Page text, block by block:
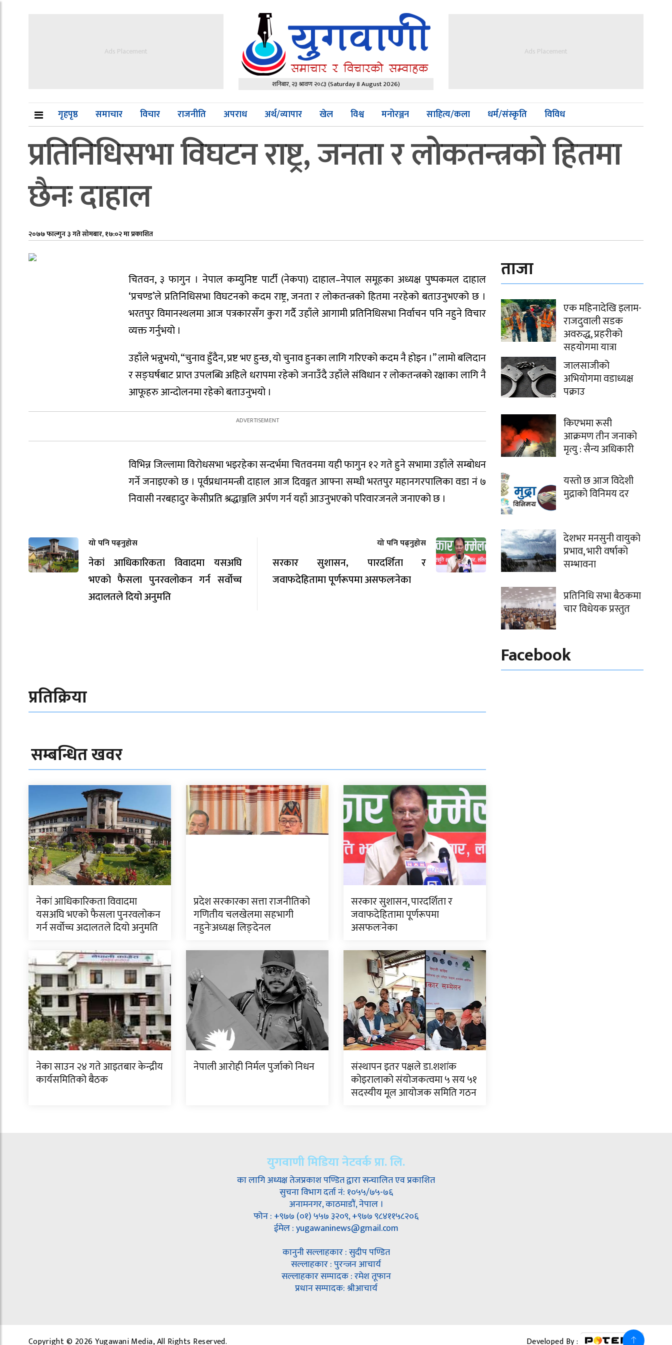
Ads Placement
शनिबार, २३ श्रावण २०८३(Saturday 8 August 2026)
Ads Placement
गृहपृष्ठ समाचार विचार राजनीति अपराध अर्थ/व्यापार खेल विश्व मनोरञ्जन साहित्य/कला धर्म/संस्कृति विविध
प्रतिनिधिसभा विघटन राष्ट्र, जनता र लोकतन्त्रको हितमा
छैनः दाहाल
२०७७ फाल्गुन ३ गते सोमबार, १७:०२ मा प्रकाशित
चितवन, ३ फागुन । नेपाल कम्युनिष्ट पार्टी (नेकपा) दाहाल–नेपाल समूहका अध्यक्ष पुष्पकमल दाहाल
‘प्रचण्ड’ले प्रतिनिधिसभा विघटनको कदम राष्ट्र, जनता र लोकतन्त्रको हितमा नरहेको बताउनुभएको छ ।
भरतपुर विमानस्थलमा आज पत्रकारसँग कुरा गर्दै उहाँले आगामी प्रतिनिधिसभा निर्वाचन पनि नहुने विचार
व्यक्त गर्नुभयो ।
उहाँले भन्नुभयो, “चुनाव हुँदैन, प्रष्ट भए हुन्छ, यो चुनाव हुनका लागि गरिएको कदम नै होइन ।” लामो बलिदान
र सङ्घर्षबाट प्राप्त उपलब्धि अहिले धरापमा रहेको जनाउँदै उहाँले संविधान र लोकतन्त्रको रक्षाका लागि नै
आफूहरु आन्दोलनमा रहेको बताउनुभयो ।
विभिन्न जिल्लामा विरोधसभा भइरहेका सन्दर्भमा चितवनमा यही फागुन १२ गते हुने सभामा उहाँले सम्बोधन
गर्ने जनाइएको छ । पूर्वप्रधानमन्त्री दाहाल आज दिवङ्गत आफ्ना सम्धी भरतपुर महानगरपालिका वडा नं ७
निवासी नरबहादुर केसीप्रति श्रद्धाञ्जलि अर्पण गर्न यहाँ आउनुभएको परिवारजनले जनाएको छ ।
यो पनि पढ्नुहोस
नेकां आधिकारिकता विवादमा यसअघि
भएको फैसला पुनरवलोकन गर्न सर्वोच्च
अदालतले दियो अनुमति
यो पनि पढ्नुहोस
सरकार सुशासन, पारदर्शिता र
जवाफदेहितामा पूर्णरूपमा असफलःनेका
प्रतिक्रिया
सम्बन्धित खवर
नेकां आधिकारिकता विवादमा
यसअघि भएको फैसला पुनरवलोकन
गर्न सर्वोच्च अदालतले दियो अनुमति
प्रदेश सरकारका सत्ता राजनीतिको
गणितीय चलखेलमा सहभागी
नहुनेःअध्यक्ष लिङ्देनल
सरकार सुशासन, पारदर्शिता र
जवाफदेहितामा पूर्णरूपमा
असफलःनेका
नेका साउन २४ गते आइतबार केन्द्रीय
कार्यसमितिको बैठक
नेपाली आरोही निर्मल पुर्जाको निधन संस्थापन इतर पक्षले डा.शशांक
कोइरालाको संयोजकत्वमा ५ सय ५१
सदस्यीय मूल आयोजक समिति गठन
ताजा
एक महिनादेखि इलाम-
राजदुवाली सडक
अवरुद्ध, प्रहरीको
सहयोगमा यात्रा
जालसाजीको
अभियोगमा वडाध्यक्ष
पक्राउ
किएभमा रूसी
आक्रमण तीन जनाको
मृत्यु : सैन्य अधिकारी
यस्तो छ आज विदेशी
मुद्राको विनिमय दर
देशभर मनसुनी वायुको
प्रभाव, भारी वर्षाको
सम्भावना
प्रतिनिधि सभा बैठकमा
चार विधेयक प्रस्तुत
Facebook
युगवाणी मिडिया नेटवर्क प्रा. लि.
का लागि अध्यक्ष तेजप्रकाश पण्डित द्वारा सन्चालित एव प्रकाशित
सुचना विभाग दर्ता नं: १०५५/७५-७६
अनामनगर, काठमाडौं, नेपाल ।
फोन : +९७७ (०१) ५५७ ३२०९, +९७७ ९८४११५८२०६
ईमेल : yugawaninews@gmail.com
कानुनी सल्लाहकार : सुदीप पण्डित
सल्लाहकार : पुरन्जन आचार्य
सल्लाहकार सम्पादक : रमेश तूफान
प्रधान सम्पादक: श्रीआचार्य
Copyright © 2026 Yugawani Media, All Rights Reserved. Developed By :